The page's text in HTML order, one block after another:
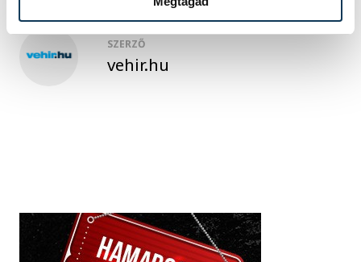
SZERZŐ
vehir.hu